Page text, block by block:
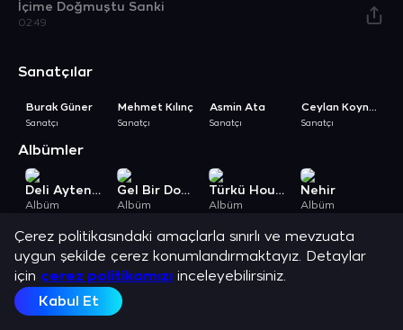
İçime Doğmuştu Sanki
02:49
Sanatçılar
Burak Güner
Sanatçı
Mehmet Kılınç
Sanatçı
Asmin Ata
Sanatçı
Ceylan Koynat
Sanatçı
Albümler
Deli Ayten - Bir Deli Aşk Hikayesi
Albüm
Gel Bir Dokun
Albüm
Türkü House
Albüm
Nehir
Albüm
Ceylan Koynat, Fikret Dedeoğlu, Güven Yüreyi, Bahtiyar Özdemir,
Asmin Ata, Galip Öztürk, Burak Güner ve diğer sanatçılar.
Çerez politikasındaki amaçlarla sınırlı ve mevzuata
uygun şekilde çerez konumlandırmaktayız. Detaylar
için çerez politikamızı inceleyebilirsiniz.
Kabul Et